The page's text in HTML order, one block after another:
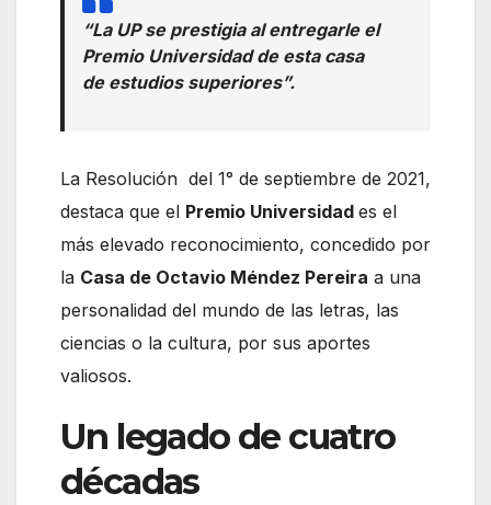
“La UP se prestigia al entregarle el
Premio Universidad de esta casa
de estudios superiores”.
La Resolución del 1° de septiembre de 2021,
destaca que el Premio Universidad es el
más elevado reconocimiento, concedido por
la Casa de Octavio Méndez Pereira a una
personalidad del mundo de las letras, las
ciencias o la cultura, por sus aportes
valiosos.
Un legado de cuatro
décadas